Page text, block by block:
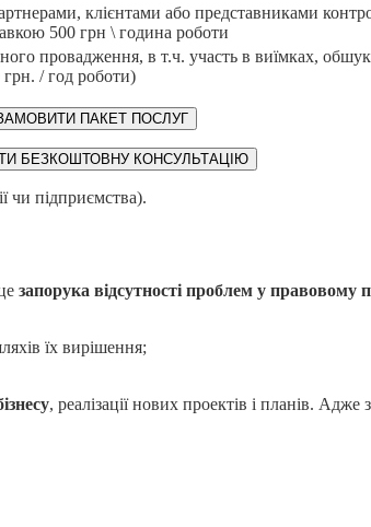
клієнтами або представниками
500 грн \ година роботи
провадження, в т.ч. участь в виїмках,
грн. / год роботи)
ПАКЕТ ПОСЛУГ
БЕЗКОШТОВНУ КОНСУЛЬТАЦІЮ
чи підприємства).
запорука відсутності проблем у правовому
їх вирішення;
, реалізації нових проектів і планів.